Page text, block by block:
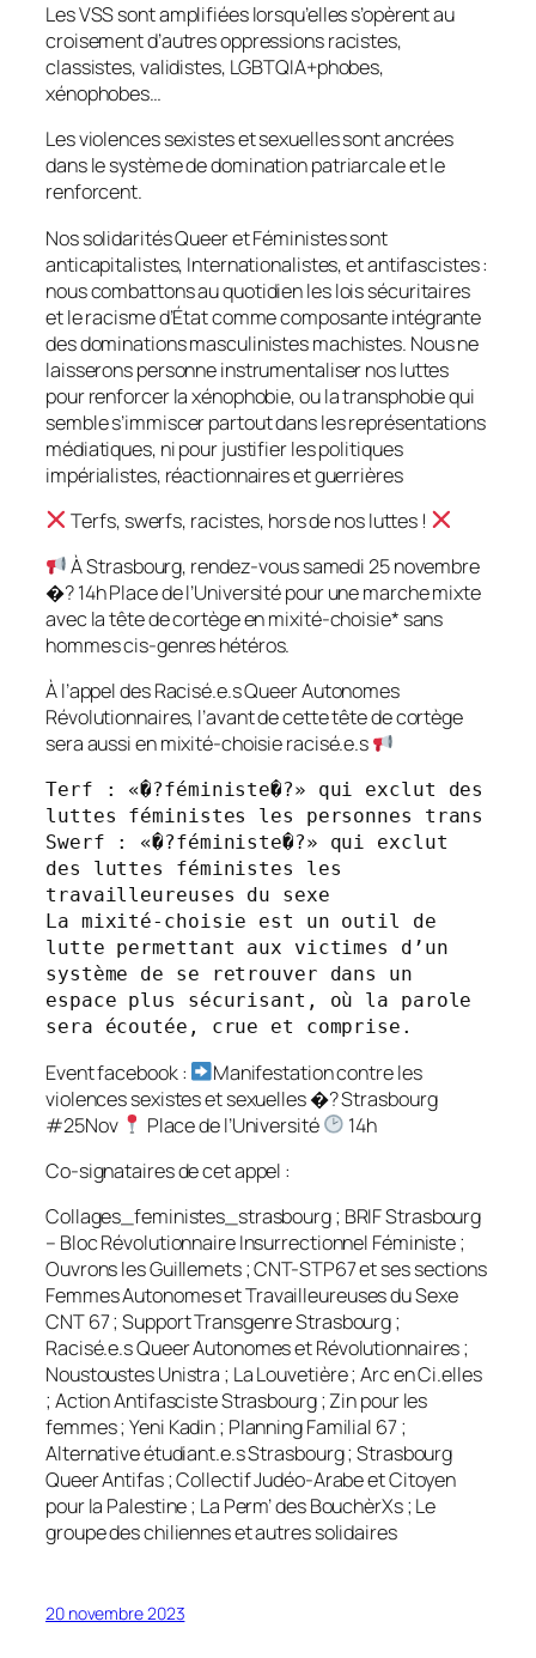
Les VSS sont amplifiées lorsqu’elles s’opèrent au
croisement d’autres oppressions racistes,
classistes, validistes, LGBTQIA+phobes,
xénophobes…
Les violences sexistes et sexuelles sont ancrées
dans le système de domination patriarcale et le
renforcent.
Nos solidarités Queer et Féministes sont
anticapitalistes, Internationalistes, et antifascistes :
nous combattons au quotidien les lois sécuritaires
et le racisme d’État comme composante intégrante
des dominations masculinistes machistes. Nous ne
laisserons personne instrumentaliser nos luttes
pour renforcer la xénophobie, ou la transphobie qui
semble s’immiscer partout dans les représentations
médiatiques, ni pour justifier les politiques
impérialistes, réactionnaires et guerrières
Terfs, swerfs, racistes, hors de nos luttes !
À Strasbourg, rendez-vous samedi 25 novembre
�? 14h Place de l’Université pour une marche mixte
avec la tête de cortège en mixité-choisie* sans
hommes cis-genres hétéros.
À l’appel des Racisé.e.s Queer Autonomes
Révolutionnaires, l’avant de cette tête de cortège
sera aussi en mixité-choisie racisé.e.s
Terf : «�?féministe�?» qui exclut des
luttes féministes les personnes trans
Swerf : «�?féministe�?» qui exclut
des luttes féministes les
travailleureuses du sexe
La mixité-choisie est un outil de
lutte permettant aux victimes d’un
système de se retrouver dans un
espace plus sécurisant, où la parole
sera écoutée, crue et comprise.
Event facebook :
Manifestation contre les
violences sexistes et sexuelles �? Strasbourg
#25Nov
Place de l’Université
14h
Co-signataires de cet appel :
Collages_feministes_strasbourg ; BRIF Strasbourg
– Bloc Révolutionnaire Insurrectionnel Féministe ;
Ouvrons les Guillemets ; CNT-STP67 et ses sections
Femmes Autonomes et Travailleureuses du Sexe
CNT 67 ; Support Transgenre Strasbourg ;
Racisé.e.s Queer Autonomes et Révolutionnaires ;
Noustoustes Unistra ; La Louvetière ; Arc en Ci.elles
; Action Antifasciste Strasbourg ; Zin pour les
femmes ; Yeni Kadin ; Planning Familial 67 ;
Alternative étudiant.e.s Strasbourg ; Strasbourg
Queer Antifas ; Collectif Judéo-Arabe et Citoyen
pour la Palestine ; La Perm’ des BouchèrXs ; Le
groupe des chiliennes et autres solidaires
20 novembre 2023